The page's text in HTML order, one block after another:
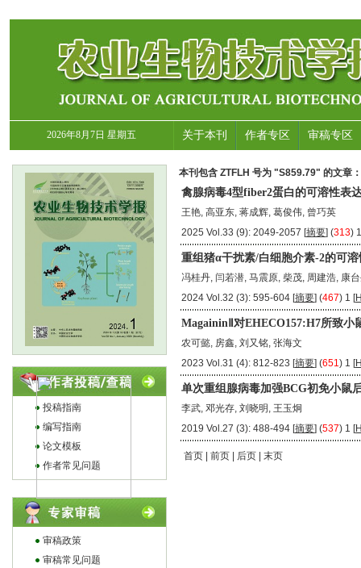
2026年8月7日 星期五 关于本刊 作者专区 审稿专区
投稿指南
编写指南
论文模板
作者常见问题
审稿政策
审稿常见问题
本刊包含 ZTFLH 号为 "S859.79" 的文章：
禽腺病毒4型fiber2蛋白的可溶性表
王艳, 高亚东, 蒋成辉, 葛俊伟, 曾巧英
2025 Vol.33 (9): 2049-2057 [摘要] (313)
重组猪α干扰素/白细胞介素-2的可
冯桂丹, 闫若潜, 马震原, 柴茂, 周建浩, 康
2024 Vol.32 (3): 595-604 [摘要] (467) 1 [
MagaininⅡ对EHECO157:H7所致小
农可懿, 房鑫, 刘又铭, 张海文
2023 Vol.31 (4): 812-823 [摘要] (651) 1 [
单次重组腺病毒加强BCG初免小鼠
李武, 邓光存, 刘晓明, 王玉炯
2019 Vol.27 (3): 488-494 [摘要] (537) 1 [
首页 | 前页 | 后页 | 末页